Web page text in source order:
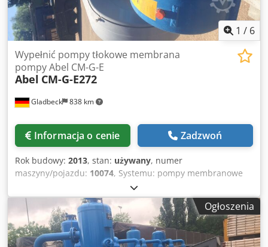
1 / 6
Gladbeck 838 km
Wypełnić pompy tłokowe membrana
pompy Abel CM-G-E
Abel CM-G-E272
Informacja o cenie Zadzwoń
Rok budowy: 2013, stan: używany, numer
maszyny/pojazdu: 10074, Systemu: pompy membranowe
tłoka Producent: Abel Typ: CM G E272 Nr producenta:
10074 Rok produkcji: 2013 Wydajność: 15 m3/h Ciśnienie:
1.00 MPa Cedpfxodkdi Ns Adzsha Silnik: 7,5 kW, 50 Hz
Ogłoszenia